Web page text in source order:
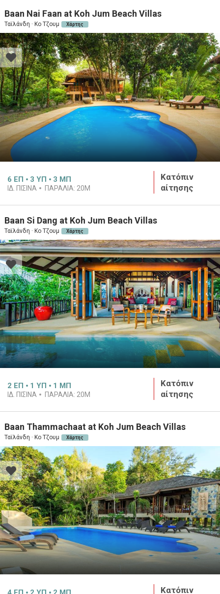
Baan Nai Faan at Koh Jum Beach Villas
Ταϊλάνδη · Κο Τζουμ Χάρτης
6 ΕΠ 3 ΥΠ 3 ΜΠ
ΙΔ. ΠΙΣΙΝΑ ΠΑΡΑΛΙΑ: 20M
Κατόπιν
αίτησης
Baan Si Dang at Koh Jum Beach Villas
Ταϊλάνδη · Κο Τζουμ Χάρτης
2 ΕΠ 1 ΥΠ 1 ΜΠ
ΙΔ. ΠΙΣΙΝΑ ΠΑΡΑΛΙΑ: 20M
Κατόπιν
αίτησης
Baan Thammachaat at Koh Jum Beach Villas
Ταϊλάνδη · Κο Τζουμ Χάρτης
Κατόπιν